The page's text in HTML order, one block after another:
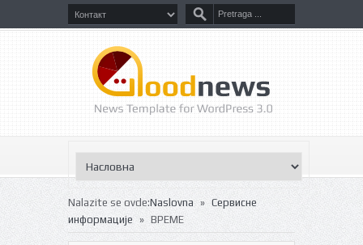
Nalazite se ovde:Naslovna » Сервисне
информације » ВРЕМЕ